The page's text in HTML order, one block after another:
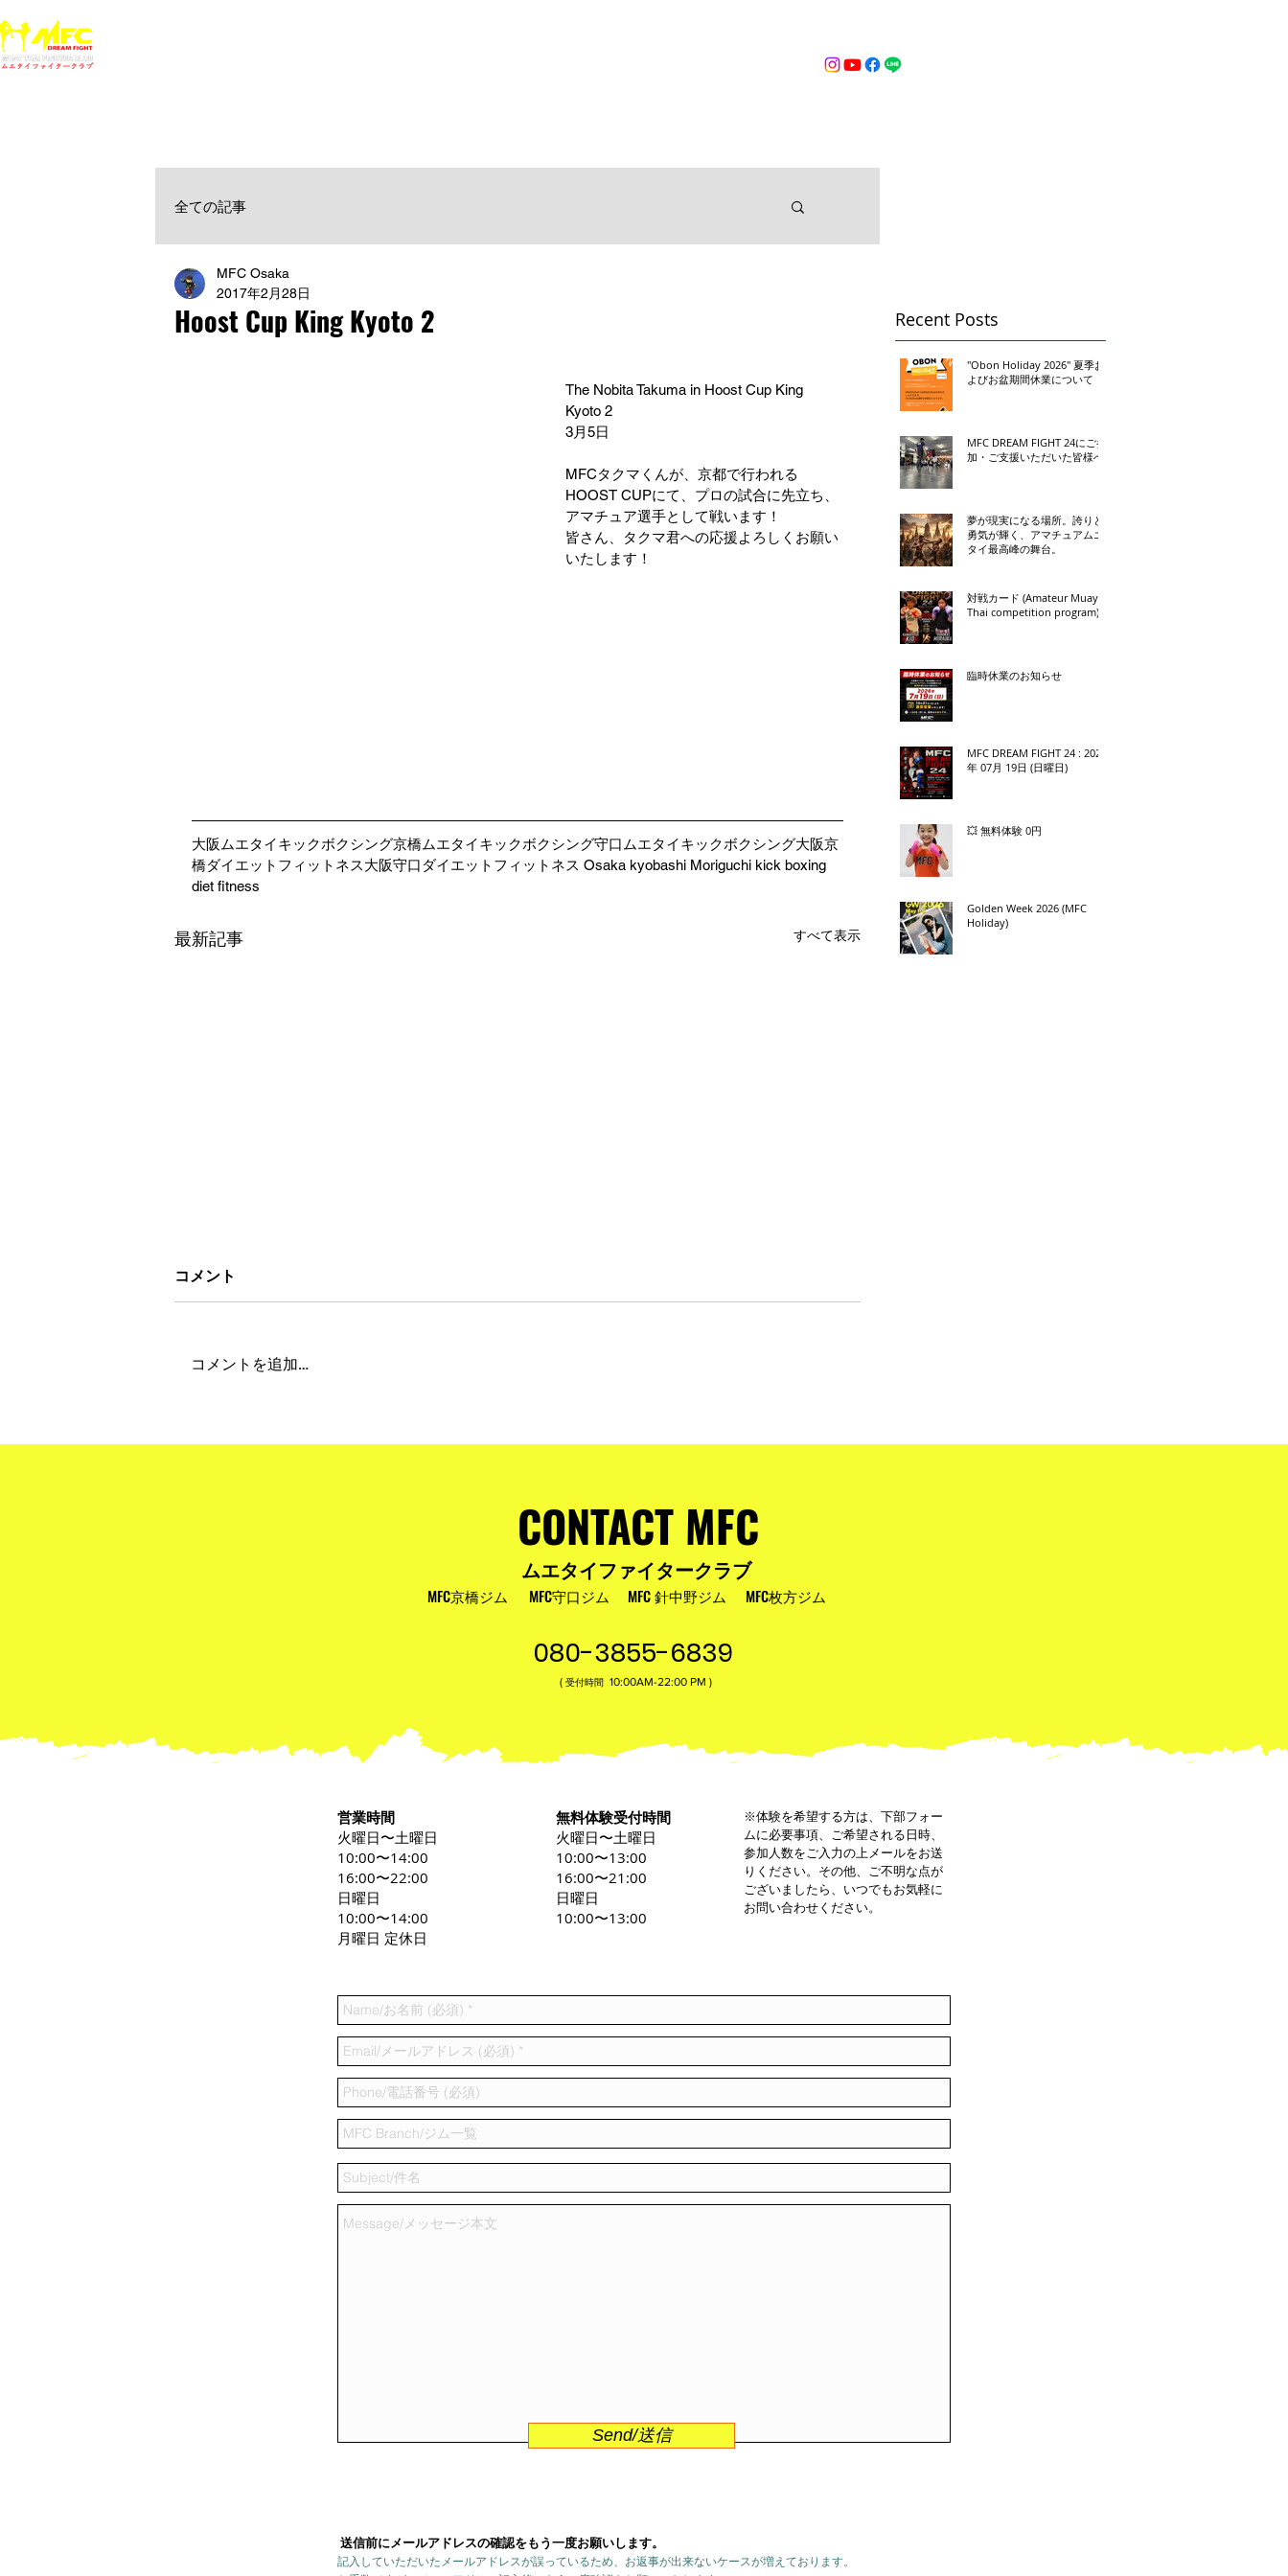
全ての記事
Hoost Cup King Kyoto 2
MFC Osaka
2017年2月28日
The Nobita Takuma in Hoost Cup King
Kyoto 2
3月5日
MFCタクマくんが、京都で行われる
HOOST CUPにて、プロの試合に先立ち、
アマチュア選手として戦います！
皆さん、タクマ君への応援よろしくお願い
いたします！
大阪ムエタイキックボクシング京橋ムエタイキックボクシング守口ムエタイキックボクシング大阪京
橋ダイエットフィットネス大阪守口ダイエットフィットネス Osaka kyobashi Moriguchi kick boxing
diet fitness
最新記事 すべて表示
コメント
コメントを追加…
Recent Posts
"Obon Holiday 2026" 夏季お
よびお盆期間休業について
MFC DREAM FIGHT 24にご参
加・ご支援いただいた皆様へ
夢が現実になる場所。誇りと
勇気が輝く、アマチュアムエ
タイ最高峰の舞台。
対戦カード (Amateur Muay
Thai competition program)
臨時休業のお知らせ
MFC DREAM FIGHT 24 : 2026
年 07月 19日 (日曜日)
💥 無料体験 0円
Golden Week 2026 (MFC
Holiday)
CONTACT MFC
ムエタイファイタークラブ
MFC京橋ジム MFC守口ジム MFC枚方ジム
MFC 針中野ジム
080-3855-6839
( 受付時間 10:00AM-22:00​ PM )
営業時間
火曜日〜土曜日
10:00〜14:00
16:00〜22:00
日曜日
10:00〜14:00
月曜日 定休日
無料体験受付時間
火曜日〜土曜日
10:00〜13:00
16:00〜21:00
日曜日
10:00〜13:00
※体験を希望する方は、下部フォー
ムに必要事項、ご希望される日時、
参加人数をご入力の上メールをお送
りください。その他、ご不明な点が
ございましたら、いつでもお気軽に
お問い合わせください。
Send/送信
送信前にメールアドレスの確認をもう一度お願いします。
記入していただいたメールアドレスが誤っているため、お返事が出来ないケースが増えております。